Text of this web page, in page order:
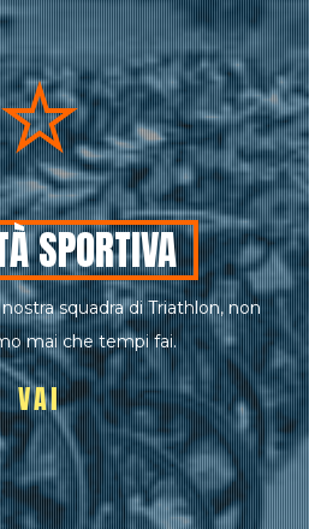
SPORTIVA
squadra di Triathlon, non
mai che tempi fai.
VAI